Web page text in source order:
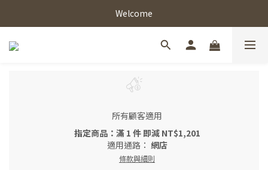
Welcome
所有顧客適用
指定商品：滿 1 件 即減 NT$1,201
適用通路： 網店
條款與細則